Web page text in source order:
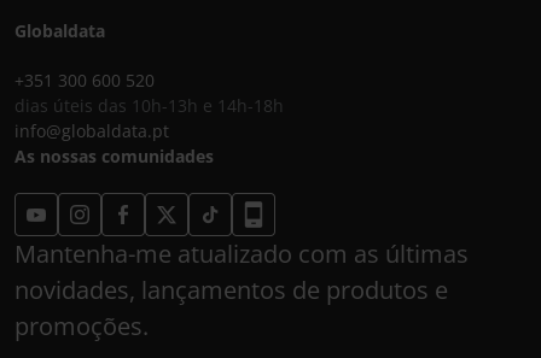
Globaldata
+351 300 600 520
dias úteis das 10h-13h e 14h-18h
info@globaldata.pt
As nossas comunidades
Mantenha-me atualizado com as últimas
novidades, lançamentos de produtos e
promoções.